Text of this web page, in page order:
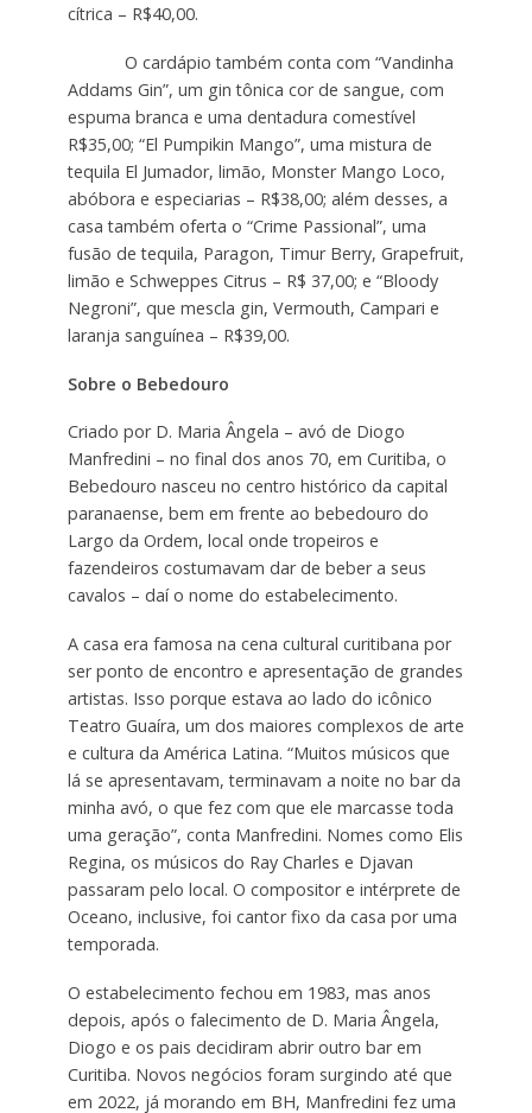
cítrica – R$40,00.
O cardápio também conta com “Vandinha
Addams Gin”, um gin tônica cor de sangue, com
espuma branca e uma dentadura comestível
R$35,00; “El Pumpikin Mango”, uma mistura de
tequila El Jumador, limão, Monster Mango Loco,
abóbora e especiarias – R$38,00; além desses, a
casa também oferta o “Crime Passional”, uma
fusão de tequila, Paragon, Timur Berry, Grapefruit,
limão e Schweppes Citrus – R$ 37,00; e “Bloody
Negroni”, que mescla gin, Vermouth, Campari e
laranja sanguínea – R$39,00.
Sobre o Bebedouro
Criado por D. Maria Ângela – avó de Diogo
Manfredini – no final dos anos 70, em Curitiba, o
Bebedouro nasceu no centro histórico da capital
paranaense, bem em frente ao bebedouro do
Largo da Ordem, local onde tropeiros e
fazendeiros costumavam dar de beber a seus
cavalos – daí o nome do estabelecimento.
A casa era famosa na cena cultural curitibana por
ser ponto de encontro e apresentação de grandes
artistas. Isso porque estava ao lado do icônico
Teatro Guaíra, um dos maiores complexos de arte
e cultura da América Latina. “Muitos músicos que
lá se apresentavam, terminavam a noite no bar da
minha avó, o que fez com que ele marcasse toda
uma geração”, conta Manfredini. Nomes como Elis
Regina, os músicos do Ray Charles e Djavan
passaram pelo local. O compositor e intérprete de
Oceano, inclusive, foi cantor fixo da casa por uma
temporada.
O estabelecimento fechou em 1983, mas anos
depois, após o falecimento de D. Maria Ângela,
Diogo e os pais decidiram abrir outro bar em
Curitiba. Novos negócios foram surgindo até que
em 2022, já morando em BH, Manfredini fez uma